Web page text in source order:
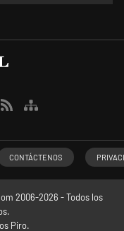
CONTÁCTENOS
2006-2026 - Todos los
Piro.